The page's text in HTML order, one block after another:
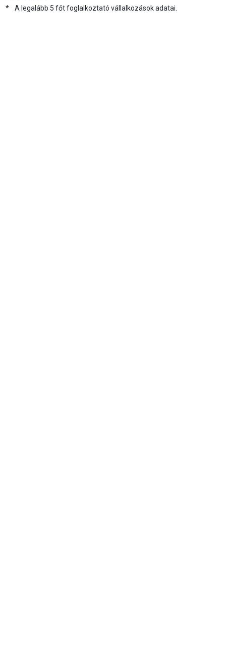
* A legalább 5 főt foglalkoztató vállalkozások adatai.